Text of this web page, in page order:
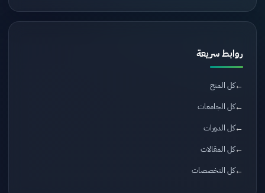
روابط سريعة
كل المنح
كل الجامعات
كل الدورات
كل المقالات
كل التخصصات